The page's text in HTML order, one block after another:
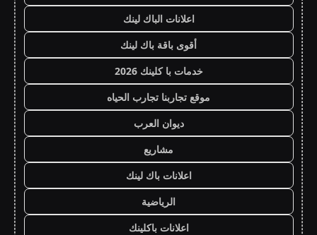
اعلانات الباك لينك
أقوى باقة باك لينك
خدمات با كلينك 2026
موقع تجاربنا تجارب الحياه
ديوان العرب
مشاريع
اعلانات باك لينك
الرياضية
اعلانات باكلينك